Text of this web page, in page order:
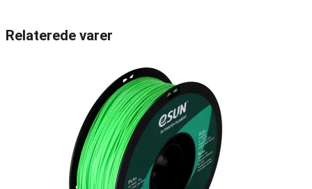
Relaterede varer